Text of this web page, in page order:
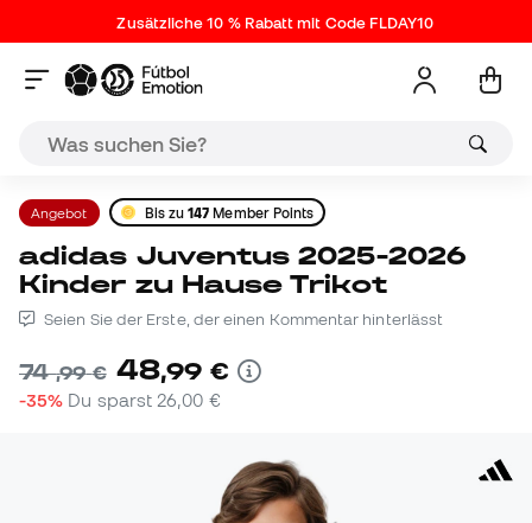
Zusätzliche 10 % Rabatt mit Code FLDAY10
Angebot Bis zu147 Member Points
adidas Juventus 2025-2026
Kinder zu Hause Trikot
Seien Sie der Erste, der einen Kommentar hinterlässt
74,99 € 48,99 €
-35% Du sparst 26,00 €